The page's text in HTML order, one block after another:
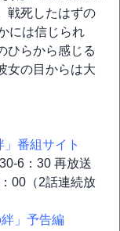
戦死したはずの
には信じられ
ひらから感じる
女の目からは大
番組サイト
6：30 再放送
00（2話連続放
」予告編